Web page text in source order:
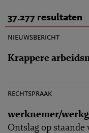
37.277 resultaten
nieuwsbericht
Krappere
rechtspraak
werknemer/
Ontslag op